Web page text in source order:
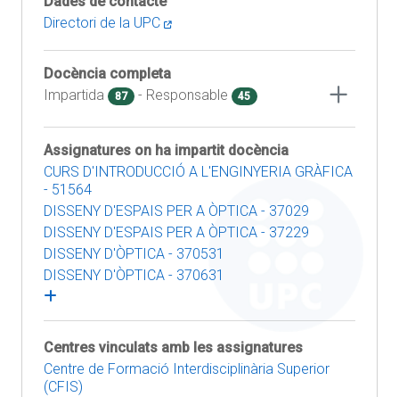
Directori de la UPC
Docència completa
Impartida
87 - Responsable 45
Assignatures on ha impartit docència
CURS D'INTRODUCCIÓ A L'ENGINYERIA GRÀFICA
- 51564
DISSENY D'ESPAIS PER A ÒPTICA - 37029
DISSENY D'ESPAIS PER A ÒPTICA - 37229
DISSENY D'ÒPTICA - 370531
DISSENY D'ÒPTICA - 370631
Centres vinculats amb les assignatures
Centre de Formació Interdisciplinària Superior
(CFIS)